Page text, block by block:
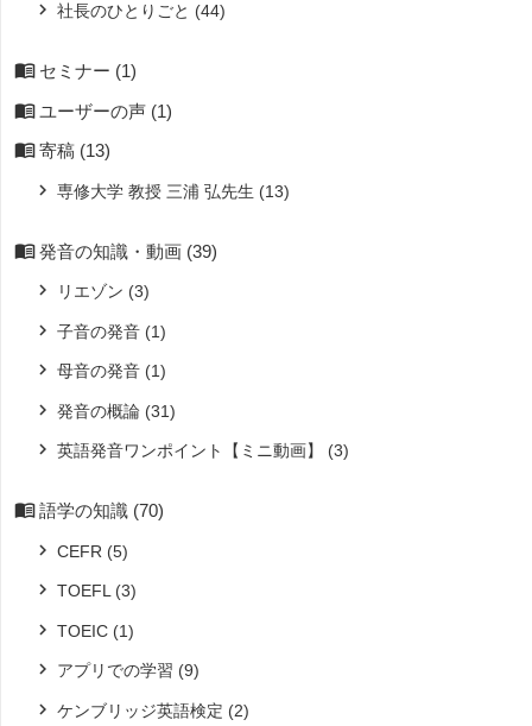
社長のひとりごと (44)
セミナー (1)
ユーザーの声 (1)
寄稿 (13)
専修大学 教授 三浦 弘先生 (13)
発音の知識・動画 (39)
リエゾン (3)
子音の発音 (1)
母音の発音 (1)
発音の概論 (31)
英語発音ワンポイント【ミニ動画】 (3)
語学の知識 (70)
CEFR (5)
TOEFL (3)
TOEIC (1)
アプリでの学習 (9)
ケンブリッジ英語検定 (2)